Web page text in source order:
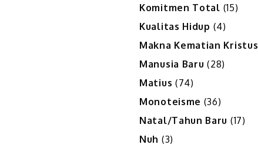
Komitmen Total (15)
Kualitas Hidup (4)
Makna Kematian Kristus
Manusia Baru (28)
Matius (74)
Monoteisme (36)
Natal/Tahun Baru (17)
Nuh (3)